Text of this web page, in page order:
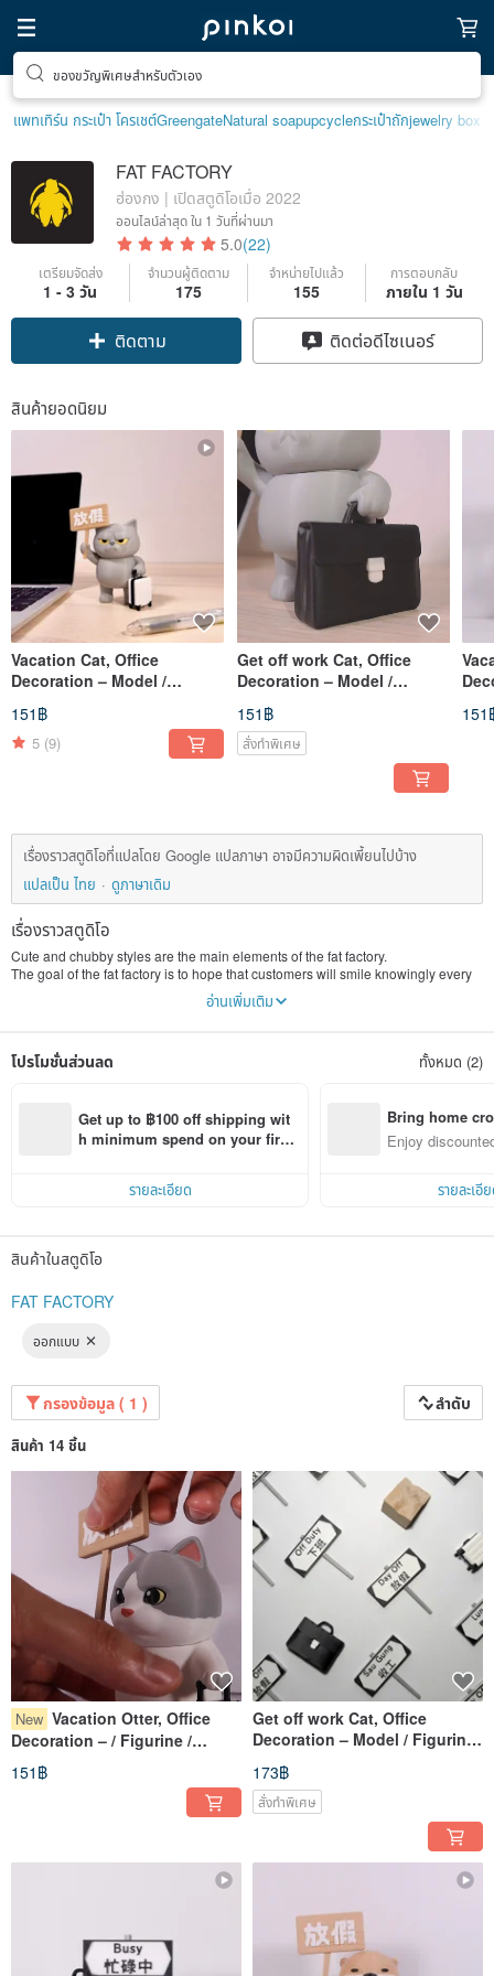
ของขวัญพิเศษสำหรับตัวเอง
แพทเทิร์น กระเป๋า โครเชต์GreengateNatural soapupcycleกระเป๋าถักjewelry box
FAT FACTORY
ฮ่องกง | เปิดสตูดิโอเมื่อ 2022
ออนไลน์ล่าสุดใน 1 วันที่ผ่านมา
5.0(22)
เตรียมจัดส่ง
1 - 3 วัน
จำนวนผู้ติดตาม
175
จำหน่ายไปแล้ว
155
การตอบกลับ
ภายใน 1 วัน
ติดตาม ติดต่อดีไซเนอร์
สินค้ายอดนิยม
Vacation Cat, Office
Decoration – Model /
Collectible / 3D
151฿
5 (9)
Get off work Cat, Office
Decoration – Model /
151฿
สั่งทำพิเศษ
151
เรื่องราวสตูดิโอที่แปลโดย Google แปลภาษา อาจมีความผิดเพี้ยนไปบ้าง
แปลเป็น ไทย
ดูภาษาเดิม
เรื่องราวสตูดิโอ
Cute and chubby styles are the main elements of the fat factory.
The goal of the fat factory is to hope that customers will smile knowingly every
time they see the works of the fat factory, and reduce the pressure of life.
Each piece of work is inspired by the designer from life, and each piece is
computer to the real world. After printing, each model must be painted by the
อ่านเพิ่มเติม
โปรโมชั่นส่วนลด ทั้งหมด (2)
Get up to ฿100 off shipping wit
h minimum spend on your first
รายละเอียด
Bring home
n with ease
Enjoy
รายละเอี
สินค้าในสตูดิโอ
FAT FACTORY
ออกแบบ
กรองข้อมูล ( 1 ) ลำดับ
สินค้า 14 ชิ้น
New Vacation Otter, Office
Decoration – / Figurine /
Ornament / Collectible / 3D
151฿
Get off work Cat, Office
Decoration – Model / Figurine
/ Collectible / 3D
173฿
สั่งทำพิเศษ